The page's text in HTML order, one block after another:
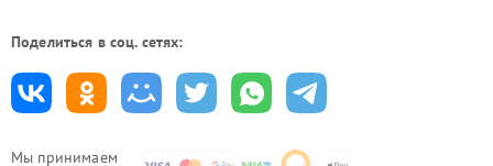
Мы принимаем
Поделиться в соц. сетях: